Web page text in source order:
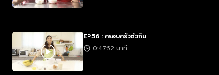
EP.56 : ครอบครัวตัวกิน
0:47:52 นาที